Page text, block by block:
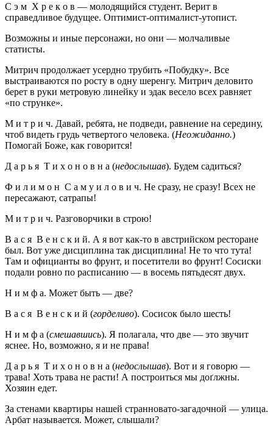
С э м Х р е к о в — молодящийся студент. Верит в
справедливое будущее. Оптимист-оптималист-утопист.
Возможны и иные персонажи, но они — молчаливые
статисты.
Митрич продолжает усердно трубить «Побудку». Все
выстраиваются по росту в одну шеренгу. Митрич деловито
берет в руки метровую линейку и эдак весело всех равняет
«по струнке».
М и т р и ч. Давай, ребята, не подведи, равнение на середину,
чтоб видеть грудь четвертого человека. (Неожиданно.)
Помогай Боже, как говорится!
Д а р ь я Т и х о н о в н а (недослышав). Будем садиться?
Ф и л и м о н С а м у и л о в и ч. Не сразу, не сразу! Всех не
пересажают, сатрапы!
М и т р и ч. Разговорчики в строю!
В а с я В е н с к и й. А я вот как-то в австрийском ресторане
был. Вот уже дисциплина так дисциплина! Не то что тута!
Там и официанты во фрунт, и посетители во фрунт! Сосиски
подали ровно по расписанию — в восемь пятьдесят двух.
Н и м ф а. Может быть — две?
В а с я В е н с к и й (горделиво). Сосисок было шесть!
Н и м ф а (смешавшись). Я полагала, что две — это звучит
яснее. Но, возможно, я и не права!
Д а р ь я Т и х о н о в н а (недослышав). Вот и я говорю —
трава! Хоть трава не расти! А построиться мы доґлжны.
Хозяин едет.
За стенами квартиры нашей странновато-загадочной — улица.
Арбат называется. Может, слышали?